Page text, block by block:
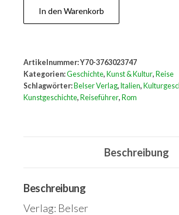
Wege
nach
In den Warenkorb
Artikelnummer:Y70-3763023747
Kategorien:Geschichte, Kunst & Kultur, Reise
Schlagwörter: Belser Verlag, Italien,
Kunstgeschichte, Reiseführer, Rom
Beschreibung
Beschreibung
Verlag: Belser